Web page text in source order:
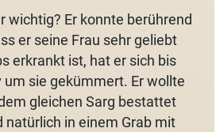
wichtig? Er konnte berührend
er seine Frau sehr geliebt
erkrankt ist, hat er sich bis
um sie gekümmert. Er wollte
gleichen Sarg bestattet
natürlich in einem Grab mit